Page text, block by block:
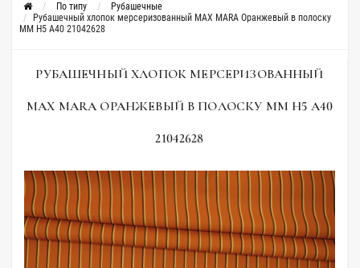
По типу
Рубашечные
Рубашечный хлопок мерсеризованный MAX MARA Оранжевый в полоску
MM Н5 А40 21042628
РУБАШЕЧНЫЙ ХЛОПОК МЕРСЕРИЗОВАННЫЙ
MAX MARA ОРАНЖЕВЫЙ В ПОЛОСКУ MM Н5 А40
21042628